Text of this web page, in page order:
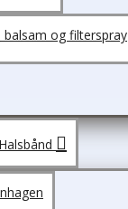
balsam og filterspray